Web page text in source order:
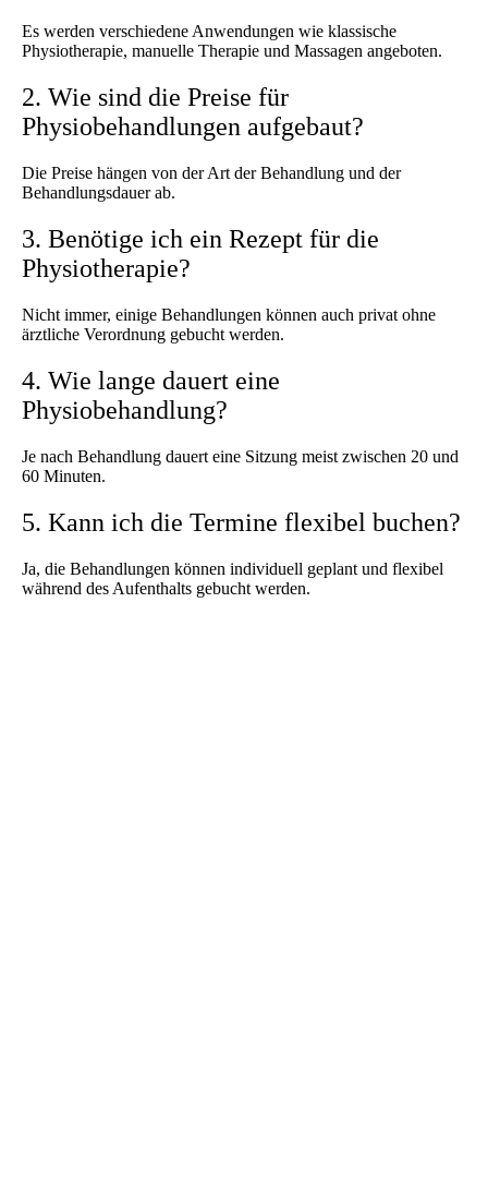
Es werden verschiedene Anwendungen wie klassische
Physiotherapie, manuelle Therapie und Massagen angeboten.
2. Wie sind die Preise für
Physiobehandlungen aufgebaut?
Die Preise hängen von der Art der Behandlung und der
Behandlungsdauer ab.
3. Benötige ich ein Rezept für die
Physiotherapie?
Nicht immer, einige Behandlungen können auch privat ohne
ärztliche Verordnung gebucht werden.
4. Wie lange dauert eine
Physiobehandlung?
Je nach Behandlung dauert eine Sitzung meist zwischen 20 und
60 Minuten.
5. Kann ich die Termine flexibel buchen?
Ja, die Behandlungen können individuell geplant und flexibel
während des Aufenthalts gebucht werden.